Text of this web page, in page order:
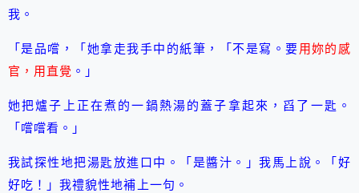
我。
「是品嚐，「她拿走我手中的紙筆，「不是寫。要用妳的感
官，用直覺 。」
她把爐子上正在煮的一鍋熱湯的蓋子拿起來，舀了一匙。
「嚐嚐看。」
我試探性地把湯匙放進口中。「是醬汁。」我馬上說。「好
好吃！」我禮貌性地補上一句。